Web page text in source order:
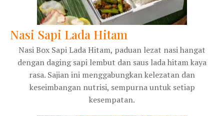
Nasi Sapi Lada Hitam
Nasi Box Sapi Lada Hitam, paduan lezat nasi hangat
dengan daging sapi lembut dan saus lada hitam kaya
rasa. Sajian ini menggabungkan kelezatan dan
keseimbangan nutrisi, sempurna untuk setiap
kesempatan.